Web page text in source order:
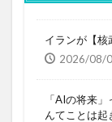
イランが【核
2026/08/
「AIの将来
んてことは起